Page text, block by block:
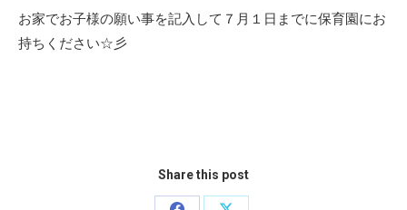
お家でお子様の願い事を記入して７月１日までに保育園にお
持ちください☆彡
Share this post